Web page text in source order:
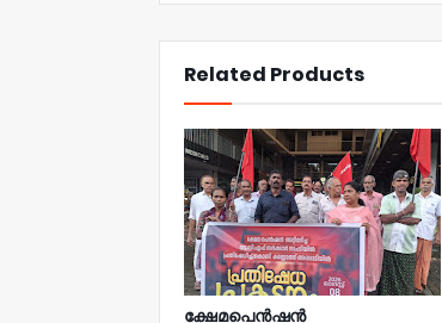
Related Products
ക്ഷേമപെൻഷൻ